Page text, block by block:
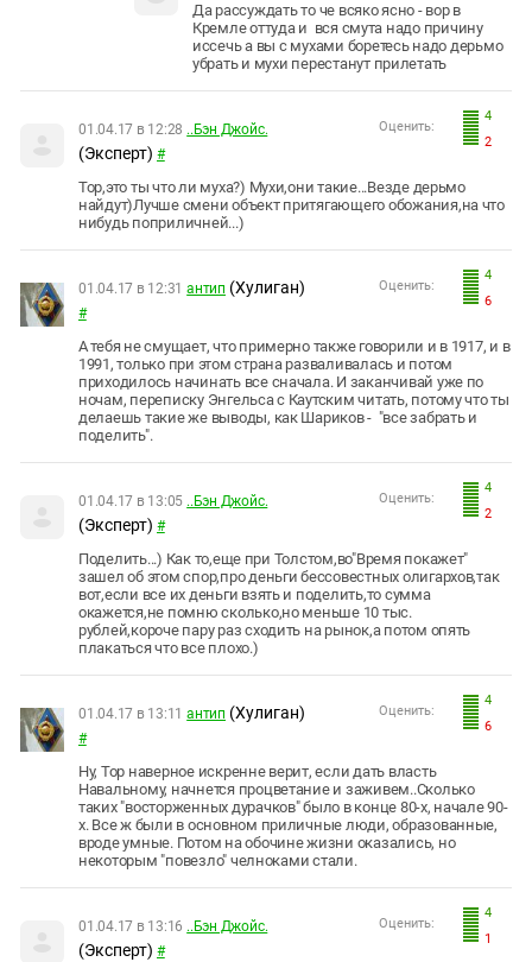
Да рассуждать то че всяко ясно - вор в
Кремле оттуда и вся смута надо причину
иссечь а вы с мухами боретесь надо дерьмо
убрать и мухи перестанут прилетать
4
2
Оценить:
01.04.17 в 12:28 ..Бэн Джойс.
(Эксперт) #
Тор,это ты что ли муха?) Мухи,они такие...Везде дерьмо
найдут)Лучше смени объект притягающего обожания,на что
нибудь поприличней...)
4
6
Оценить:
01.04.17 в 12:31 антип (Хулиган)
#
А тебя не смущает, что примерно также говорили и в 1917, и в
1991, только при этом страна разваливалась и потом
приходилось начинать все сначала. И заканчивай уже по
ночам, переписку Энгельса с Каутским читать, потому что ты
делаешь такие же выводы, как Шариков - "все забрать и
поделить".
4
2
Оценить:
01.04.17 в 13:05 ..Бэн Джойс.
(Эксперт) #
Поделить...) Как то,еще при Толстом,во"Время покажет"
зашел об этом спор,про деньги бессовестных олигархов,так
вот,если все их деньги взять и поделить,то сумма
окажется,не помню сколько,но меньше 10 тыс.
рублей,короче пару раз сходить на рынок,а потом опять
плакаться что все плохо.)
4
6
Оценить:
01.04.17 в 13:11 антип (Хулиган)
#
Ну, Тор наверное искренне верит, если дать власть
Навальному, начнется процветание и заживем..Сколько
таких "восторженных дурачков" было в конце 80-х, начале 90-
х. Все ж были в основном приличные люди, образованные,
вроде умные. Потом на обочине жизни оказались, но
некоторым "повезло" челноками стали.
4
1
Оценить:
01.04.17 в 13:16 ..Бэн Джойс.
(Эксперт) #